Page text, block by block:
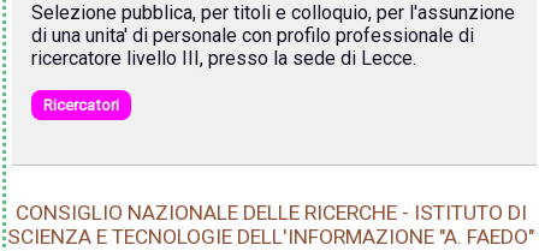
Selezione pubblica, per titoli e colloquio, per l'assunzione
di una unita' di personale con profilo professionale di
ricercatore livello III, presso la sede di Lecce.
Ricercatori
CONSIGLIO NAZIONALE DELLE RICERCHE - ISTITUTO DI
SCIENZA E TECNOLOGIE DELL'INFORMAZIONE "A. FAEDO"